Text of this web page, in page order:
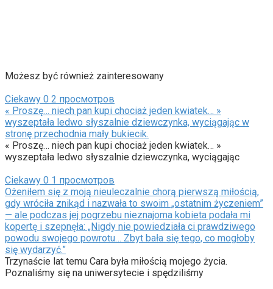
Możesz być również zainteresowany
Ciekawy 0 2 просмотров
« Proszę… niech pan kupi chociaż jeden kwiatek… »
wyszeptała ledwo słyszalnie dziewczynka, wyciągając w
stronę przechodnia mały bukiecik.
« Proszę… niech pan kupi chociaż jeden kwiatek… »
wyszeptała ledwo słyszalnie dziewczynka, wyciągając
Ciekawy 0 1 просмотров
Ożeniłem się z moją nieuleczalnie chorą pierwszą miłością,
gdy wróciła znikąd i nazwała to swoim „ostatnim życzeniem”
— ale podczas jej pogrzebu nieznajoma kobieta podała mi
kopertę i szepnęła: „Nigdy nie powiedziała ci prawdziwego
powodu swojego powrotu… Zbyt bała się tego, co mogłoby
się wydarzyć.”
Trzynaście lat temu Cara była miłością mojego życia.
Poznaliśmy się na uniwersytecie i spędziliśmy